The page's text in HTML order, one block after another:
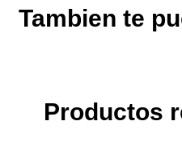
Tambien te
Productos